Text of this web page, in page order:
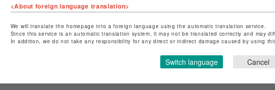
店舗名
特定商取引法など法令に基づく表記はこちら
ショップお問い合わせはこちら
<About foreign language translation>
We will translate the homepage into a foreign language using the automatic translation service.
Since this service is an automatic translation system, it may not be translated correctly and may
In addition, we do not take any responsibility for any direct or indirect damage caused by using
Switch language Cancel